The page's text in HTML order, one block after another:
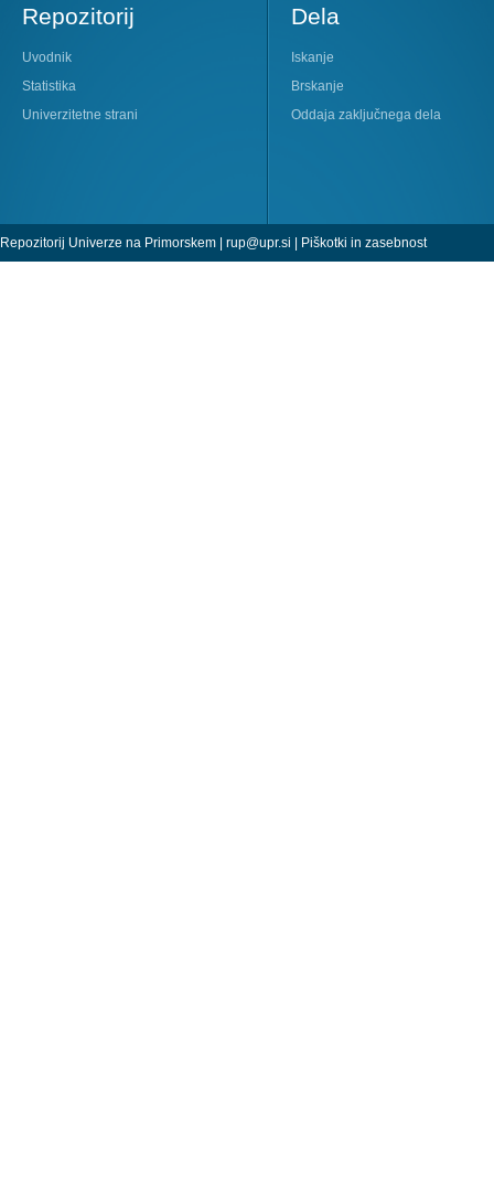
Repozitorij
Uvodnik
Statistika
Univerzitetne strani
Dela
Iskanje
Brskanje
Oddaja zaključnega dela
Repozitorij Univerze na Primorskem | rup@upr.si | Piškotki in zasebnost